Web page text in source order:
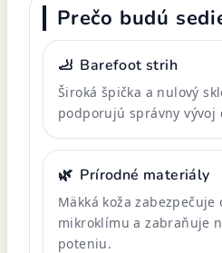
Prečo budú
🦶 Barefoot strih
Široká špička a nulový
podporujú správny vývoj
🌿 Prírodné materiály
Mäkká koža
mikroklímu a zabraňuje
poteniu.